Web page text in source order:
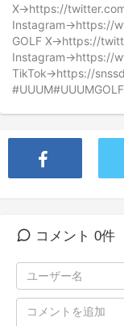
X→https://
Instagram→https://
GOLF X→https://
Instagram→https://
TikTok→https://
#UUUM#UUUMGOLF
コメント 0件